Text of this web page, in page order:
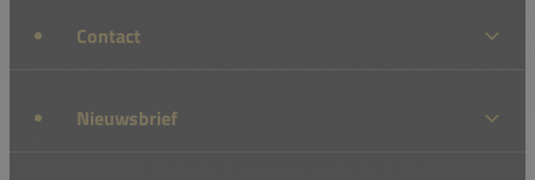
Contact
Nieuwsbrief